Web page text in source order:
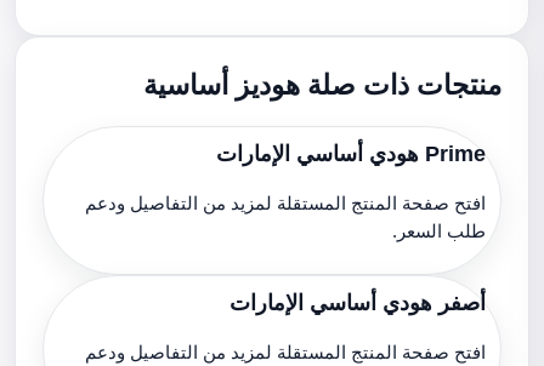
منتجات ذات صلة هوديز أساسية
Prime هودي أساسي الإمارات
افتح صفحة المنتج المستقلة لمزيد من التفاصيل ودعم
طلب السعر.
أصفر هودي أساسي الإمارات
افتح صفحة المنتج المستقلة لمزيد من التفاصيل ودعم